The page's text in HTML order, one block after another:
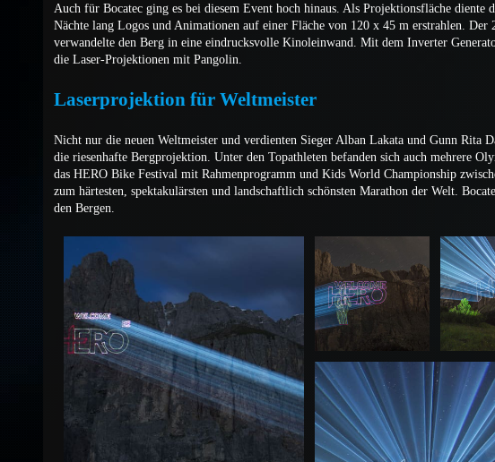
Auch für Bocatec ging es bei diesem Event hoch hinaus. Als Projektionsfläche diente
Nächte lang Logos und Animationen auf einer Fläche von 120 x 45 m erstrahlen.
verwandelte den Berg in eine eindrucksvolle Kinoleinwand. Mit dem Inverter
die Laser-Projektionen mit Pangolin.
Laserprojektion für Weltmeister
Nicht nur die neuen Weltmeister und verdienten Sieger Alban Lakata und Gunn Rita
die riesenhafte Bergprojektion. Unter den Topathleten befanden sich auch mehrere
das HERO Bike Festival mit Rahmenprogramm und Kids World Championship
zum härtesten, spektakulärsten und landschaftlich schönsten Marathon der Welt.
den Bergen.